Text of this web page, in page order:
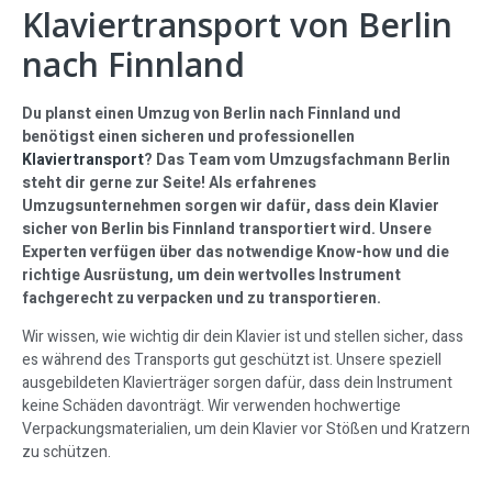
Klaviertransport von Berlin
nach Finnland
Du planst einen Umzug von Berlin nach Finnland und
benötigst einen sicheren und professionellen
Klaviertransport? Das Team vom Umzugsfachmann Berlin
steht dir gerne zur Seite! Als erfahrenes
Umzugsunternehmen sorgen wir dafür, dass dein Klavier
sicher von Berlin bis Finnland transportiert wird. Unsere
Experten verfügen über das notwendige Know-how und die
richtige Ausrüstung, um dein wertvolles Instrument
fachgerecht zu verpacken und zu transportieren.
Wir wissen, wie wichtig dir dein Klavier ist und stellen sicher, dass
es während des Transports gut geschützt ist. Unsere speziell
ausgebildeten Klavierträger sorgen dafür, dass dein Instrument
keine Schäden davonträgt. Wir verwenden hochwertige
Verpackungsmaterialien, um dein Klavier vor Stößen und Kratzern
zu schützen.